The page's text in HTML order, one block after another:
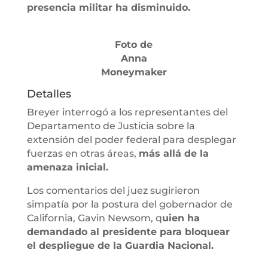
presencia militar ha disminuido.
Foto de
Anna
Moneymaker
Detalles
Breyer interrogó a los representantes del
Departamento de Justicia sobre la
extensión del poder federal para desplegar
fuerzas en otras áreas, más allá de la
amenaza inicial.
Los comentarios del juez sugirieron
simpatía por la postura del gobernador de
California, Gavin Newsom, quien ha
demandado al presidente para bloquear
el despliegue de la Guardia Nacional.